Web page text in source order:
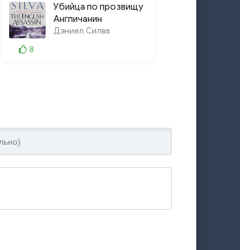
Убийца по прозвищу
Англичанин
Дэниел Силва
8